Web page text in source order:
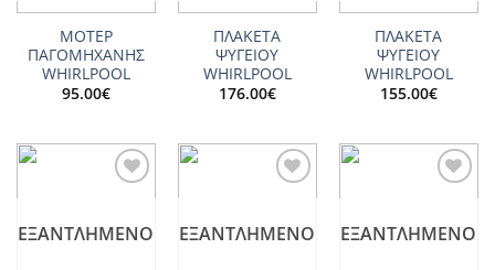
ΜΟΤΕΡ
ΠΑΓΟΜΗΧΑΝΗΣ
WHIRLPOOL
95.00€
ΠΛΑΚΕΤΑ
ΨΥΓΕΙΟΥ
WHIRLPOOL
176.00€
ΠΛΑΚΕΤΑ
ΨΥΓΕΙΟΥ
WHIRLPOOL
155.00€
ΕΞΑΝΤΛΗΜΈΝΟ ΕΞΑΝΤΛΗΜΈΝΟ ΕΞΑΝΤΛΗΜΈΝΟ